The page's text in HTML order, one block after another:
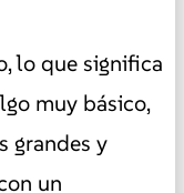
lo que significa
muy básico,
grandes y
un